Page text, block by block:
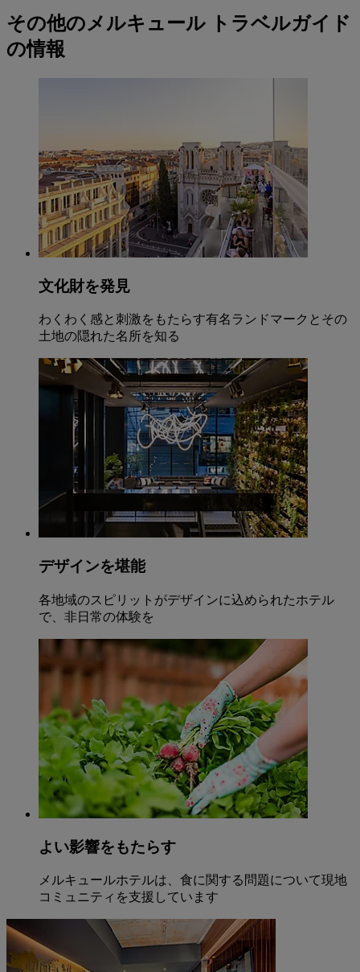
その他のメルキュール トラベルガイド
の情報
文化財を発見
わくわく感と刺激をもたらす有名ランドマークとその
土地の隠れた名所を知る
デザインを堪能
各地域のスピリットがデザインに込められたホテル
で、非日常の体験を
よい影響をもたらす
メルキュールホテルは、食に関する問題について現地
コミュニティを支援しています